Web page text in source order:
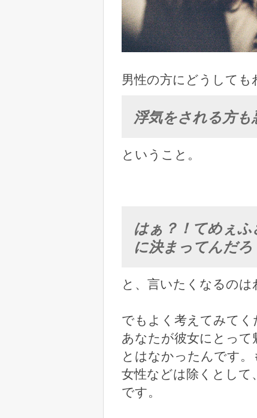
男性の方にどうしても
浮気をされる方も
ということ。
はぁ？！てめぇ
に決まってんだろ
と、言いたくなるのは
でもよく考えてみてく
あなたが彼女にとって
とはなかったんです
女性などは除くとして
です。